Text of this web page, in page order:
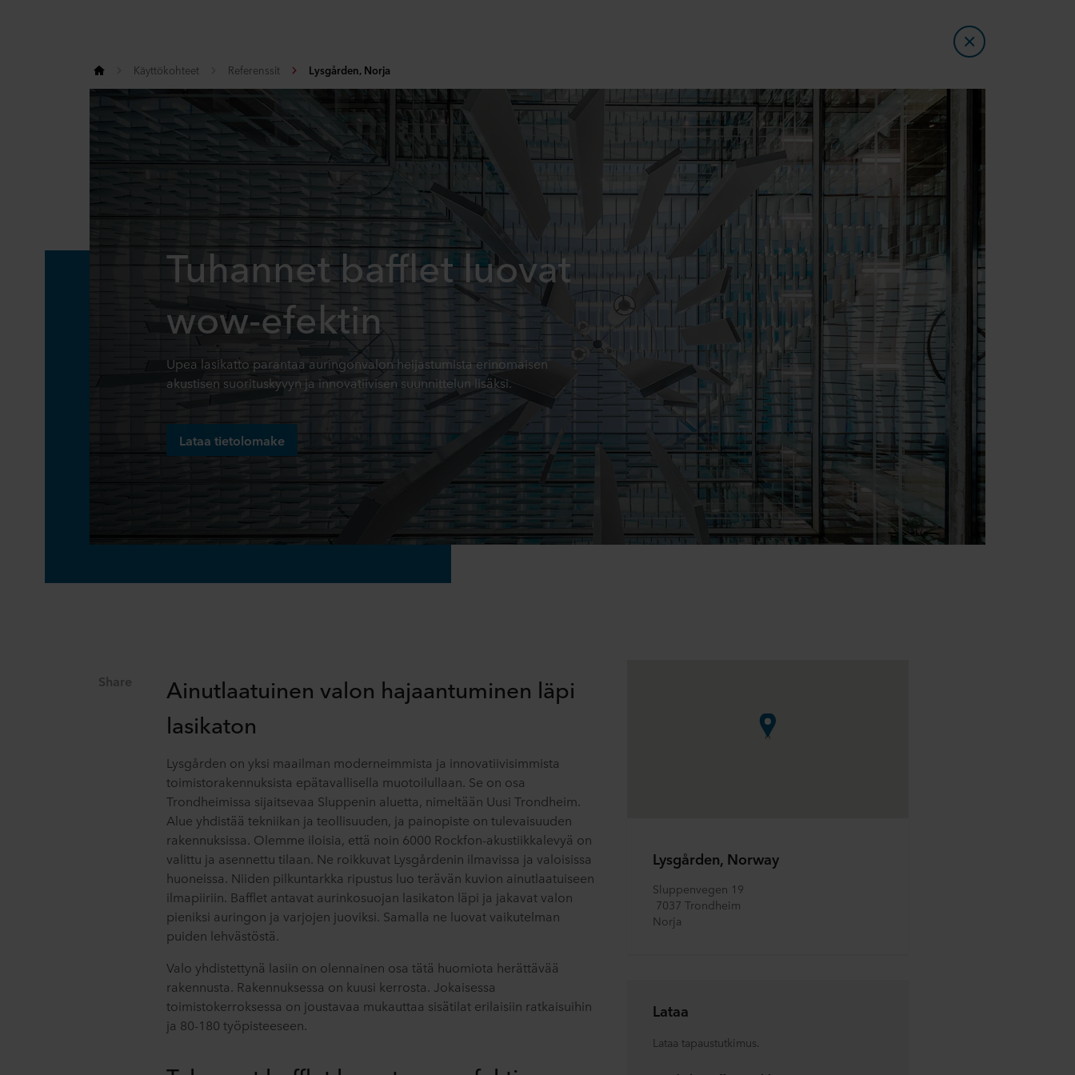
Käyttökohteet Referenssit Lysgården, Norja
Tuhannet bafflet luovat
wow-efektin
Upea lasikatto parantaa auringonvalon heijastumista erinomaisen
akustisen suorituskyvyn ja innovatiivisen suunnittelun lisäksi.
Lataa tietolomake
Share
Ainutlaatuinen valon hajaantuminen läpi
lasikaton
Lysgården on yksi maailman moderneimmista ja innovatiivisimmista
toimistorakennuksista epätavallisella muotoilullaan. Se on osa
Trondheimissa sijaitsevaa Sluppenin aluetta, nimeltään Uusi Trondheim.
Alue yhdistää tekniikan ja teollisuuden, ja painopiste on tulevaisuuden
rakennuksissa. Olemme iloisia, että noin 6000 Rockfon-akustiikkalevyä on
valittu ja asennettu tilaan. Ne roikkuvat Lysgårdenin ilmavissa ja valoisissa
huoneissa. Niiden pilkuntarkka ripustus luo terävän kuvion ainutlaatuiseen
ilmapiiriin. Bafflet antavat aurinkosuojan lasikaton läpi ja jakavat valon
pieniksi auringon ja varjojen juoviksi. Samalla ne luovat vaikutelman
puiden lehvästöstä.
Valo yhdistettynä lasiin on olennainen osa tätä huomiota herättävää
rakennusta. Rakennuksessa on kuusi kerrosta. Jokaisessa
toimistokerroksessa on joustavaa mukauttaa sisätilat erilaisiin ratkaisuihin
ja 80-180 työpisteeseen.
Lysgården, Norway
Sluppenvegen 19
7037 Trondheim
Norja
Lataa
Lataa tapaustutkimus.